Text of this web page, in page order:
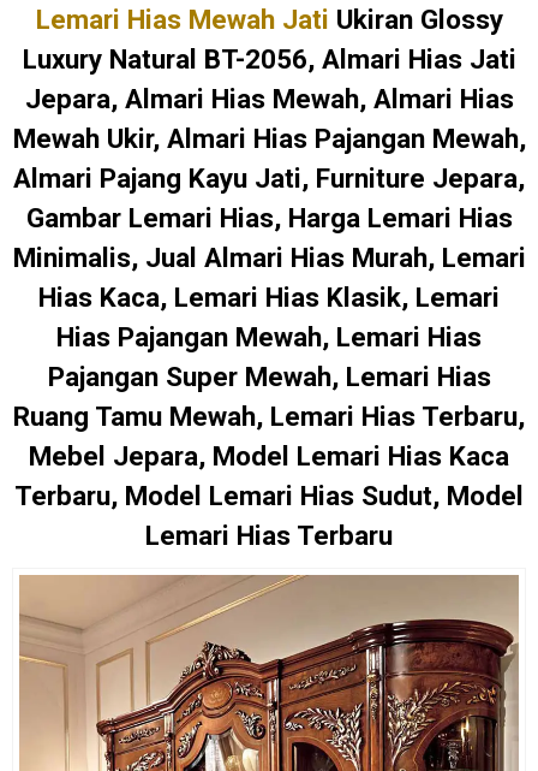
Lemari Hias Mewah Jati Ukiran Glossy
Luxury Natural BT-2056, Almari Hias Jati
Jepara, Almari Hias Mewah, Almari Hias
Mewah Ukir, Almari Hias Pajangan Mewah,
Almari Pajang Kayu Jati, Furniture Jepara,
Gambar Lemari Hias, Harga Lemari Hias
Minimalis, Jual Almari Hias Murah, Lemari
Hias Kaca, Lemari Hias Klasik, Lemari
Hias Pajangan Mewah, Lemari Hias
Pajangan Super Mewah, Lemari Hias
Ruang Tamu Mewah, Lemari Hias Terbaru,
Mebel Jepara, Model Lemari Hias Kaca
Terbaru, Model Lemari Hias Sudut, Model
Lemari Hias Terbaru